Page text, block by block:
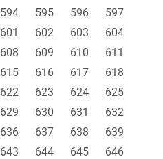
594 595 596
597
601 602 603
604
608 609 610
611
615 616 617
618
622 623 624
625
629 630 631
632
636 637 638
639
643 644 645
646